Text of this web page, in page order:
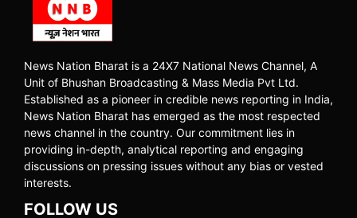
News Nation Bharat is a 24X7 National News Channel, A
Unit of Bhushan Broadcasting & Mass Media Pvt Ltd.
Established as a pioneer in credible news reporting in India,
News Nation Bharat has emerged as the most respected
news channel in the country. Our commitment lies in
providing in-depth, analytical reporting and engaging
discussions on pressing issues without any bias or vested
interests.
FOLLOW US